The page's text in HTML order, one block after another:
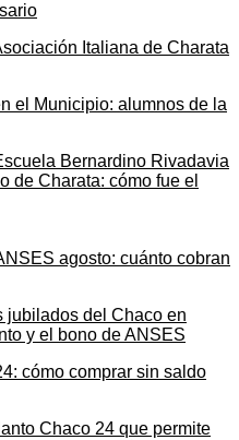
Italiana de Charata
Bernardino Rivadavia
de Charata: cómo fue el
jubilados del Chaco en
y el bono de ANSES
Chaco 24 que permite